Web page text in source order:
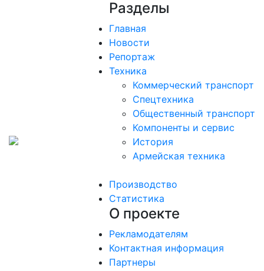
Разделы
Главная
Новости
Репортаж
Техника
Коммерческий транспорт
Спецтехника
Общественный транспорт
Компоненты и сервис
История
Армейская техника
Производство
Статистика
О проекте
Рекламодателям
Контактная информация
Партнеры